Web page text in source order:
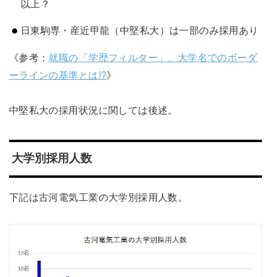
以上？
日東駒専・産近甲龍（中堅私大）は一部のみ採用あり
《参考： 就職の「学歴フィルター」、大学名でのボーダ
ーラインの基準とは!?》
中堅私大の採用状況に関しては後述。
大学別採用人数
下記は古河電気工業の大学別採用人数。